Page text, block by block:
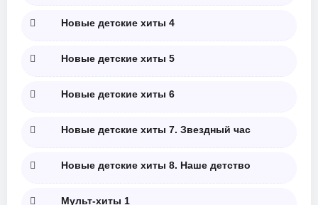
Новые детские хиты 4
Новые детские хиты 5
Новые детские хиты 6
Новые детские хиты 7. Звездный час
Новые детские хиты 8. Наше детство
Мульт-хиты 1